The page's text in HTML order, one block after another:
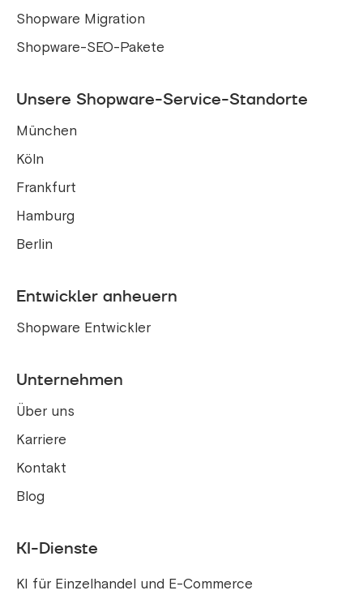
Shopware Migration
Shopware-SEO-Pakete
Unsere Shopware-Service-Standorte
München
Köln
Frankfurt
Hamburg
Berlin
Entwickler anheuern
Shopware Entwickler
Unternehmen
Über uns
Karriere
Kontakt
Blog
KI-Dienste
KI für Einzelhandel und E-Commerce